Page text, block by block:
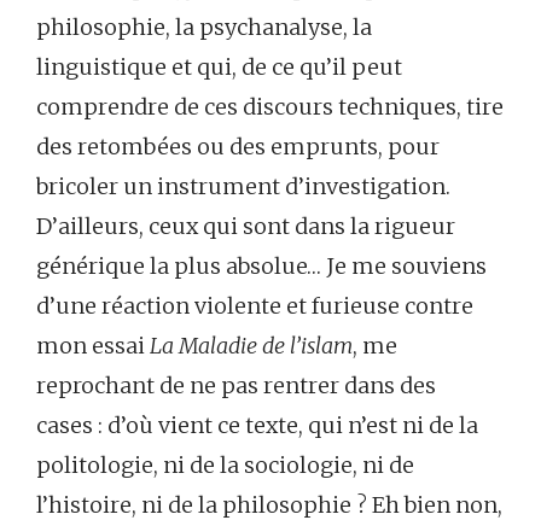
philosophie, la psychanalyse, la
linguistique et qui, de ce qu’il peut
comprendre de ces discours techniques, tire
des retombées ou des emprunts, pour
bricoler un instrument d’investigation.
D’ailleurs, ceux qui sont dans la rigueur
générique la plus absolue… Je me souviens
d’une réaction violente et furieuse contre
mon essaiLa Maladie de l’islam, me
reprochant de ne pas rentrer dans des
cases : d’où vient ce texte, qui n’est ni de la
politologie, ni de la sociologie, ni de
l’histoire, ni de la philosophie ? Eh bien non,